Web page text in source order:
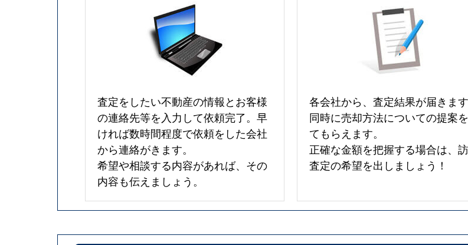
査定をしたい不動産の情報とお客様
の連絡先等を入力して依頼完了。早
ければ数時間程度で依頼をした会社
から連絡がきます。
希望や相談する内容があれば、その
内容も伝えましょう。
各会社から、査定結果が届きます
同時に売却方法についての提案
てもらえます。
正確な金額を把握する場合は、
査定の希望を出しましょう！